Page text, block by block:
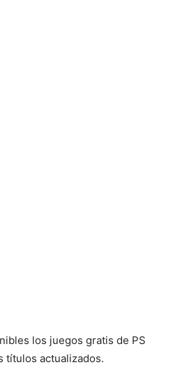
los juegos gratis de PS
títulos actualizados.